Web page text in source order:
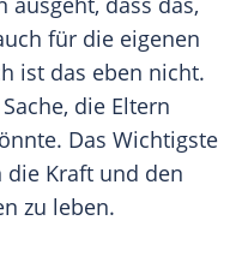
für die eigenen
ist das eben nicht.
die Eltern
Das Wichtigste
die Kraft und den
zu leben.